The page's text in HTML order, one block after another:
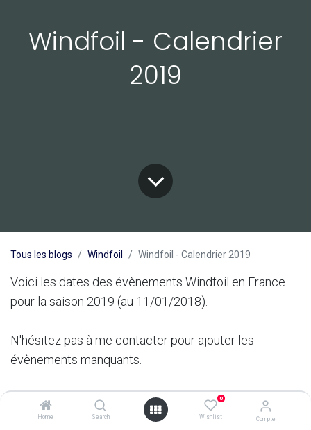
Home Search
0
Wishlist Compte
Windfoil - Calendrier
2019
Tous les blogs Windfoil Windfoil - Calendrier 2019
Voici les dates des évènements Windfoil en France
pour la saison 2019 (au 11/01/2018).
N'hésitez pas à me contacter pour ajouter les
évènements manquants.
Pour vous inscrire sur les évènements "Initiation",
contactez directement l'organisateur (pour